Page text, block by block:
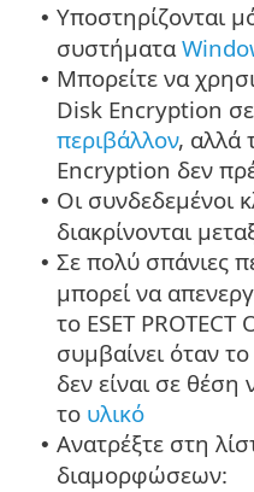
• Υποστηρίζονται
συστήματα
• Μπορείτε να
Disk Encryption
περιβάλλον, αλλά
Encryption δεν
• Οι συνδεδεμένοι
διακρίνονται
• Σε πολύ σπάνιες
μπορεί να
το ESET
συμβαίνει όταν
δεν είναι σε θέση
το υλικό
• Ανατρέξτε στη
διαμορφώσεων: